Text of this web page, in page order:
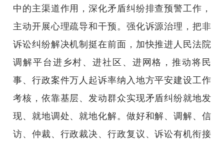
中的主渠道作用，深化矛盾纠纷排查预警工作，
主动开展心理疏导和干预。强化诉源治理，把非
诉讼纠纷解决机制挺在前面，加快推进人民法院
调解平台进乡村、进社区、进网格，推动将民
事、行政案件万人起诉率纳入地方平安建设工作
考核，依靠基层、发动群众实现矛盾纠纷就地发
现、就地调处、就地化解。做好和解、调解、信
访、仲裁、行政裁决、行政复议、诉讼有机衔接